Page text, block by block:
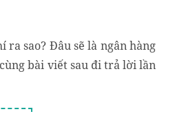
sao? Đâu sẽ là ngân hàng
bài viết sau đi trả lời lần